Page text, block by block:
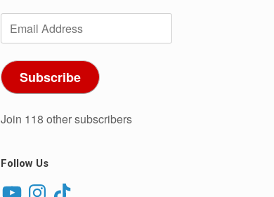
Address
Subscribe
Join 118 other subscribers
Follow Us
YouTubeInstagram
TikTok